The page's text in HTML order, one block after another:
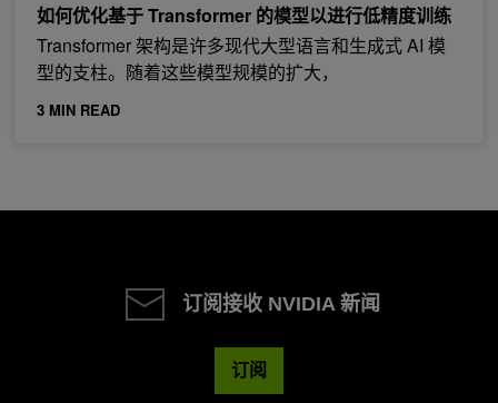
如何优化基于 Transformer 的模型以进行低精度训练
Transformer 架构是许多现代大型语言和生成式 AI 模
型的支柱。随着这些模型规模的扩大，
3 MIN READ
订阅接收 NVIDIA 新闻
订阅